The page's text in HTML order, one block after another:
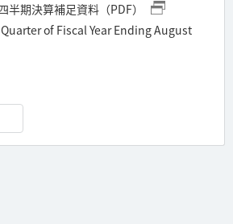
期決算補足資料（PDF）
of Fiscal Year Ending August